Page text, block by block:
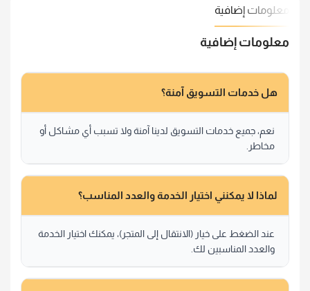
معلومات إضافية
معلومات إضافية
هل خدمات التسويق آمنة؟
نعم، جميع خدمات التسويق لدينا آمنة ولا تسبب أي مشاكل أو
مخاطر.
لماذا لا يمكنني اختيار الخدمة والعدد المناسب؟
عند الضغط على خيار (الانتقال إلى المتجر)، يمكنك اختيار الخدمة
والعدد المناسبين لك.